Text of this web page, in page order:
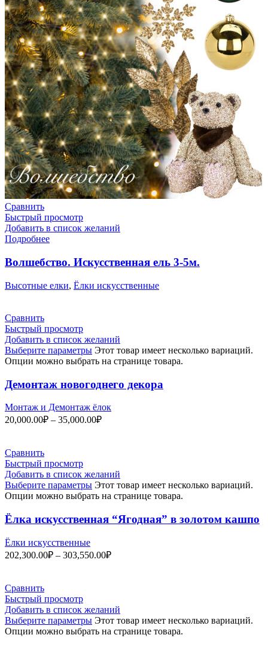
Сравнить
Быстрый просмотр
Добавить в список желаний
Подробнее
Волшебство. Искусственная ель 3-5м.
Высотные елки, Ёлки искусственные
Сравнить
Быстрый просмотр
Добавить в список желаний
Выберите параметры Этот товар имеет несколько вариаций.
Опции можно выбрать на странице товара.
Демонтаж новогоднего декора
Монтаж и Демонтаж ёлок
20,000.00₽ – 35,000.00₽
Сравнить
Быстрый просмотр
Добавить в список желаний
Выберите параметры Этот товар имеет несколько вариаций.
Опции можно выбрать на странице товара.
Ёлка искусственная “Ягодная” в золотом кашпо
Ёлки искусственные
202,300.00₽ – 303,550.00₽
Сравнить
Быстрый просмотр
Добавить в список желаний
Выберите параметры Этот товар имеет несколько вариаций.
Опции можно выбрать на странице товара.